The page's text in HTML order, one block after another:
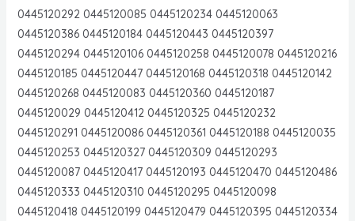
0445120292 0445120085 0445120234 0445120063
0445120386 0445120184 0445120443 0445120397
0445120294 0445120106 0445120258 0445120078 0445120216
0445120185 0445120447 0445120168 0445120318 0445120142
0445120268 0445120083 0445120360 0445120187
0445120029 0445120412 0445120325 0445120232
0445120291 0445120086 0445120361 0445120188 0445120035
0445120253 0445120327 0445120309 0445120293
0445120087 0445120417 0445120193 0445120470 0445120486
0445120333 0445120310 0445120295 0445120098
0445120418 0445120199 0445120479 0445120395 0445120334